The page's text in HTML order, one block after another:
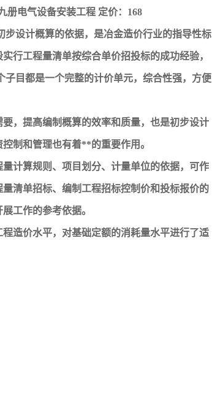
册电气设备安装工程 定价：168
步设计概算的依据，是冶金造价行业的指导性标
行工程量清单按综合单价招投标的成功经验，
目都是一个完整的计价单元，综合性强，方便
，提高编制概算的效率和质量，也是初步设计
制和管理也有着**的重要作用。
计算规则、项目划分、计量单位的依据，可作
清单招标、编制工程招标控制价和投标报价的
工作的参考依据。
造价水平，对基础定额的消耗量水平进行了适